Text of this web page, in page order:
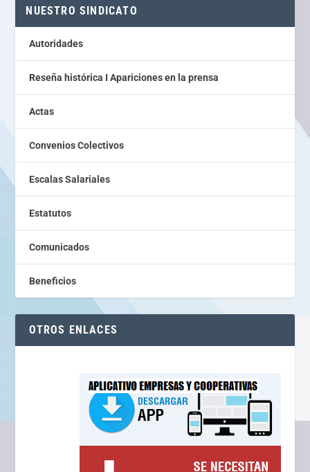
NUESTRO SINDICATO
Autoridades
Reseña histórica I Apariciones en la prensa
Actas
Convenios Colectivos
Escalas Salariales
Estatutos
Comunicados
Beneficios
OTROS ENLACES